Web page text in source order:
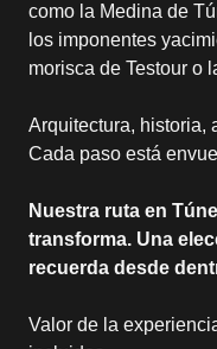
como la Medina de
los imponentes
morisca de Testour o
Arquitectura, historia,
Cada paso está
Nuestra ruta en
transforma. Una
recuerda desde
Valor de la